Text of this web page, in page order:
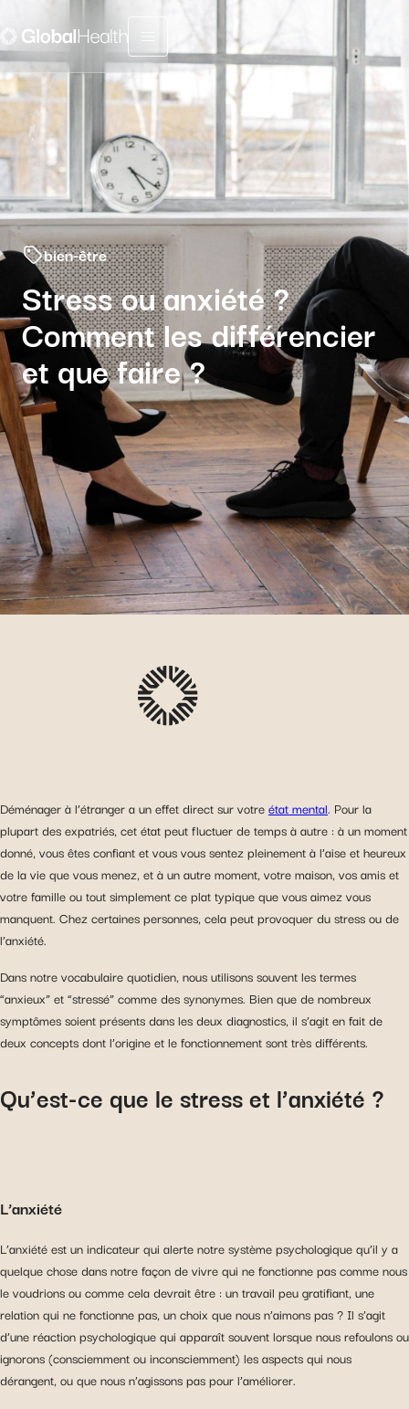
Menu fermé
bien-être
Stress ou anxiété ?
Comment les différencier
et que faire ?
Déménager à l’étranger a un effet direct sur votreétat mental. Pour la
plupart des expatriés, cet état peut fluctuer de temps à autre : à un moment
donné, vous êtes confiant et vous vous sentez pleinement à l’aise et heureux
de la vie que vous menez, et à un autre moment, votre maison, vos amis et
votre famille ou tout simplement ce plat typique que vous aimez vous
manquent. Chez certaines personnes, cela peut provoquer du stress ou de
l’anxiété.
Dans notre vocabulaire quotidien, nous utilisons souvent les termes
“anxieux” et “stressé” comme des synonymes. Bien que de nombreux
symptômes soient présents dans les deux diagnostics, il s’agit en fait de
deux concepts dont l’origine et le fonctionnement sont très différents.
Qu’est-ce que le stress et l’anxiété ?
L’anxiété
L’anxiété est un indicateur qui alerte notre système psychologique qu’il y a
quelque chose dans notre façon de vivre qui ne fonctionne pas comme nous
le voudrions ou comme cela devrait être : un travail peu gratifiant, une
relation qui ne fonctionne pas, un choix que nous n’aimons pas ? Il s’agit
d’une réaction psychologique qui apparaît souvent lorsque nous refoulons ou
ignorons (consciemment ou inconsciemment) les aspects qui nous
dérangent, ou que nous n’agissons pas pour l’améliorer.